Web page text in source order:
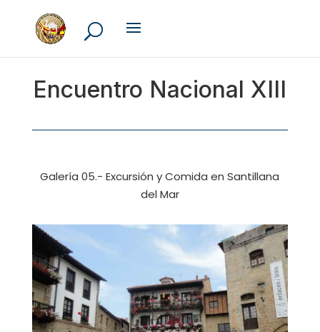
Encuentro Nacional XIII
Galería 05.- Excursión y Comida en Santillana
del Mar